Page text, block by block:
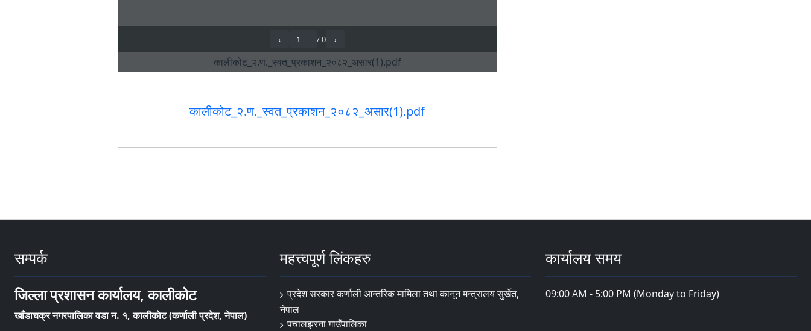
कालीकोट_२.ण._स्वत_प्रकाशन_२०८२_असार(1).pdf
सम्पर्क
जिल्ला प्रशासन कार्यालय, कालीकोट
खाँडाचक्र नगरपालिका वडा न‌‍. १, कालीकाेट (कर्णाली प्रदेश, नेपाल)
महत्त्वपूर्ण लिंकहरु
प्रदेश सरकार कर्णाली आन्तरिक मामिला तथा कानून मन्त्रालय सुर्खेत,
नेपाल
पचालझरना गाउँपालिका
कार्यालय समय
09:00 AM - 5:00 PM (Monday to Friday)